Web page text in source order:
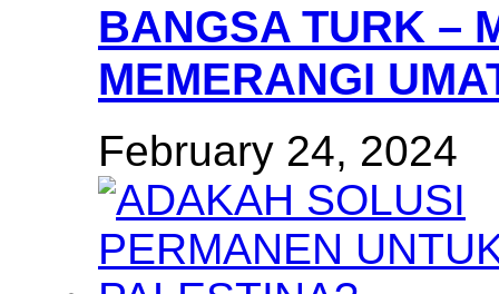
BANGSA TURK –
MEMERANGI
February 24, 2024